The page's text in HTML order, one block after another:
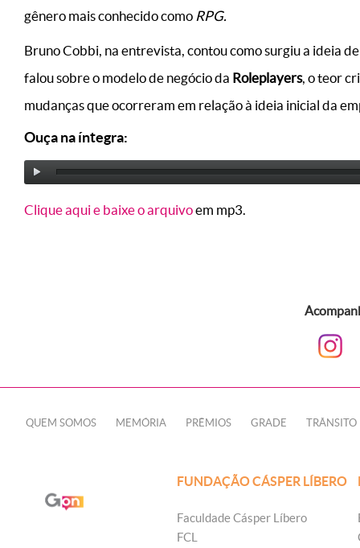
gênero mais conhecido como RPG.
Bruno Cobbi, na entrevista, contou como surgiu a ideia
falou sobre o modelo de negócio da Roleplayers, o teor
mudanças que ocorreram em relação à ideia inicial da
Ouça na íntegra:
Clique aqui e baixe o arquivoem mp3.
QUEM SOMOS MEMÓRIA PRÊMIOS GRADE TRÂNSITO
FUNDAÇÃO CÁSPER LÍBERO
Faculdade Cásper Líbero
FCL